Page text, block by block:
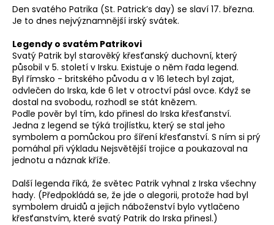
Den svatého Patrika (St. Patrick’s day) se slaví 17. března.
Je to dnes nejvýznamnější irský svátek.
Legendy o svatém Patrikovi
Svatý Patrik byl starověký křesťanský duchovní, který
působil v 5. století v Irsku. Existuje o něm řada legend.
Byl římsko - britského původu a v 16 letech byl zajat,
odvlečen do Irska, kde 6 let v otroctví pásl ovce. Když se
dostal na svobodu, rozhodl se stát knězem.
Podle pověr byl tím, kdo přinesl do Irska křesťanství.
Jedna z legend se týká trojlístku, který se stal jeho
symbolem a pomůckou pro šíření křesťanství. S ním si prý
pomáhal při výkladu Nejsvětější trojice a poukazoval na
jednotu a náznak kříže.
Další legenda říká, že světec Patrik vyhnal z Irska všechny
hady. (Předpokládá se, že jde o alegorii, protože had byl
symbolem druidů a jejich náboženství bylo vytlačeno
křesťanstvím, které svatý Patrik do Irska přinesl.)
t
e
n
a
j
í
t
?
HLEDAT